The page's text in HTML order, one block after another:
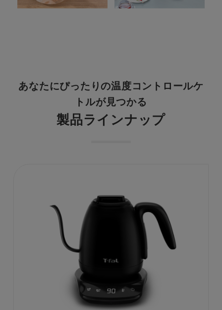
あなたにぴったりの温度コントロールケ
トルが見つかる
製品ラインナップ